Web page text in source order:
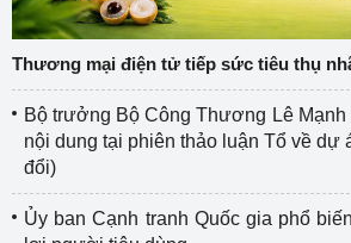
Thương mại điện tử tiếp sức tiêu thụ
Bộ trưởng Bộ Công Thương Lê Mạnh
nội dung tại phiên thảo luận Tổ về dự
đổi)
Ủy ban Cạnh tranh Quốc gia phổ